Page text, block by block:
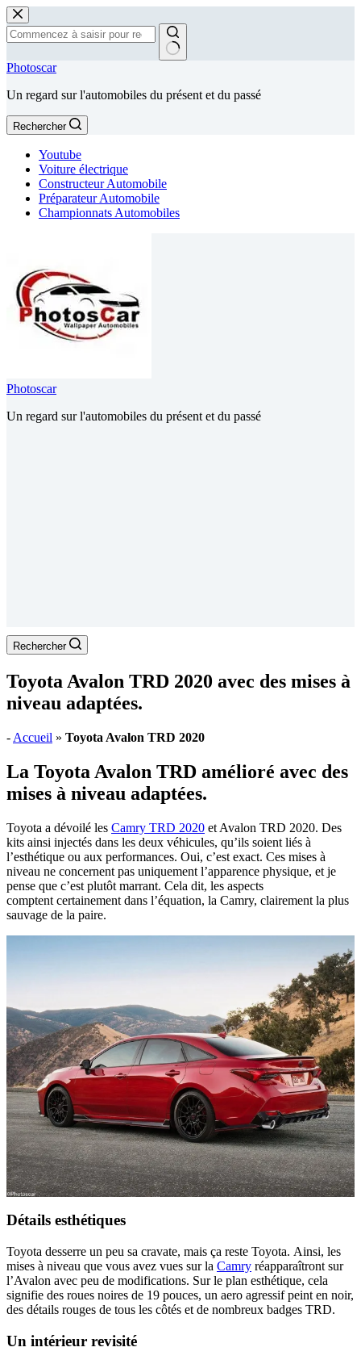
Passer
au
contenu
Aucun
Photoscar
Un regard sur l'automobiles du présent et du passé
Rechercher
Youtube
Voiture électrique
Constructeur Automobile
Préparateur Automobile
Championnats Automobiles
Photoscar
Un regard sur l'automobiles du présent et du passé
Rechercher
Toyota Avalon TRD 2020 avec des mises à
niveau adaptées.
- Accueil » Toyota Avalon TRD 2020
La Toyota Avalon TRD amélioré avec des
mises à niveau adaptées.
Toyota a dévoilé les Camry TRD 2020 et Avalon TRD 2020. Des
kits ainsi injectés dans les deux véhicules, qu’ils soient liés à
l’esthétique ou aux performances. Oui, c’est exact. Ces mises à
niveau ne concernent pas uniquement l’apparence physique, et je
pense que c’est plutôt marrant. Cela dit, les aspects
comptent certainement dans l’équation, la Camry, clairement la plus
sauvage de la paire.
Détails esthétiques
Toyota desserre un peu sa cravate, mais ça reste Toyota. Ainsi, les
mises à niveau que vous avez vues sur la Camry réapparaîtront sur
l’Avalon avec peu de modifications. Sur le plan esthétique, cela
signifie des roues noires de 19 pouces, un aero agressif peint en noir,
des détails rouges de tous les côtés et de nombreux badges TRD.
Un intérieur revisité